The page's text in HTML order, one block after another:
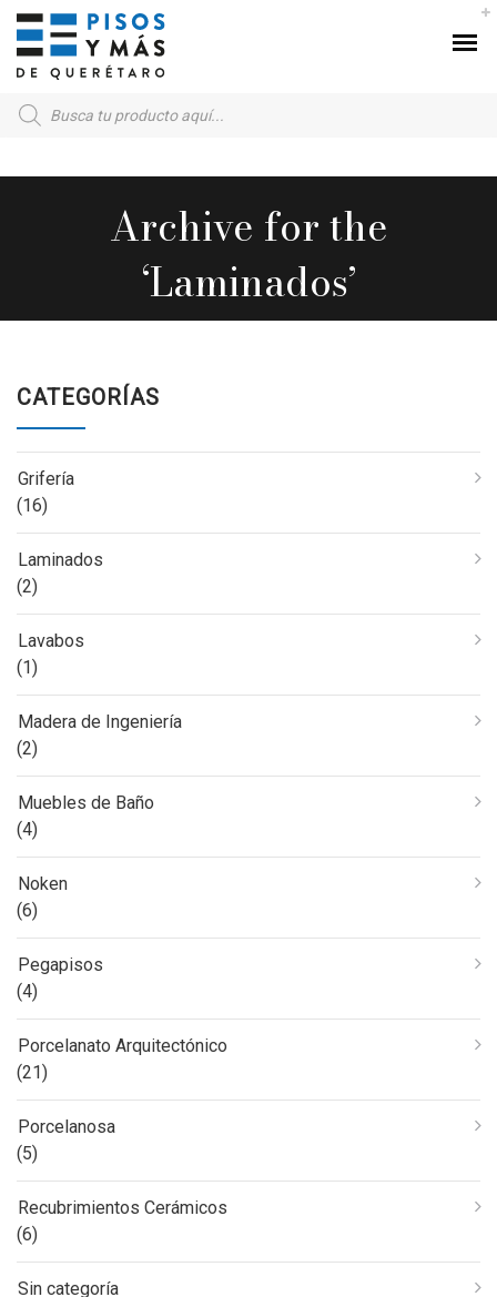
Products
search
Archive for the
‘Laminados’
CATEGORÍAS
Grifería
(16)
Laminados
(2)
Lavabos
(1)
Madera de Ingeniería
(2)
Muebles de Baño
(4)
Noken
(6)
Pegapisos
(4)
Porcelanato Arquitectónico
(21)
Porcelanosa
(5)
Recubrimientos Cerámicos
(6)
Sin categoría